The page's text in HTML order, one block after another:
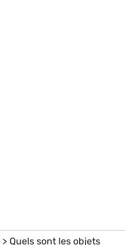
> Quels sont les objets